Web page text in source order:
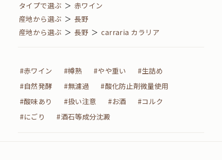
タイプで選ぶ ＞ 赤ワイン
産地から選ぶ ＞ 長野
産地から選ぶ ＞ 長野 ＞ carraria カラリア
#赤ワイン #樽熟 #やや重い
#生詰め
#自然発酵
#無濾過
#酸化防止剤微量使用
#酸味あり
#扱い注意 #お酒
#コルク
#にごり
#酒石等成分沈澱